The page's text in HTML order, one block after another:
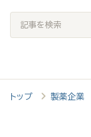
記
事
検
索
トップ 製薬企業